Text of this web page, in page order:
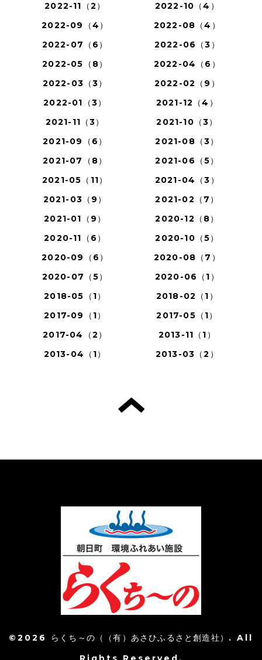
2022-11（2）
2022-10（4）
2022-09（4）
2022-08（4）
2022-07（6）
2022-06（3）
2022-05（8）
2022-04（6）
2022-03（3）
2022-02（9）
2022-01（3）
2021-12（4）
2021-11（3）
2021-10（3）
2021-09（6）
2021-08（3）
2021-07（8）
2021-06（5）
2021-05（11）
2021-04（3）
2021-03（9）
2021-02（7）
2021-01（9）
2020-12（8）
2020-11（6）
2020-10（5）
2020-09（6）
2020-08（7）
2020-07（5）
2020-06（1）
2018-05（1）
2018-02（1）
2017-09（1）
2017-05（1）
2017-04（2）
2013-11（1）
2013-04（1）
2013-03（2）
©2026 らくち～の（（有）あさひふるさと創造社） . All